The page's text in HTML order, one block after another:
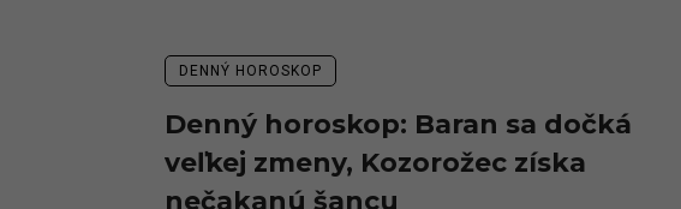
DENNÝ HOROSKOP
Denný horoskop: Baran sa dočká
veľkej zmeny, Kozorožec získa
nečakanú šancu